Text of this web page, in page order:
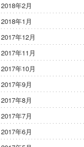
2018年2月
2018年1月
2017年12月
2017年11月
2017年10月
2017年9月
2017年8月
2017年7月
2017年6月